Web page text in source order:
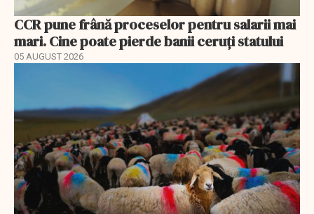
CCR pune frână proceselor pentru salarii mai
mari. Cine poate pierde banii ceruți statului
05 AUGUST 2026